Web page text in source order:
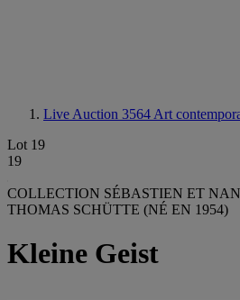
Live Auction 3564 Art
Lot 19
19
COLLECTION SÉBASTIEN ET
THOMAS SCHÜTTE (NÉ EN 1954)
Kleine Geist